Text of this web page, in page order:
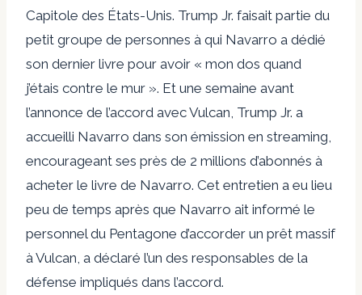
Capitole des États-Unis. Trump Jr. faisait partie du
petit groupe de personnes à qui Navarro a dédié
son dernier livre pour avoir « mon dos quand
j’étais contre le mur ». Et une semaine avant
l’annonce de l’accord avec Vulcan, Trump Jr. a
accueilli Navarro dans son émission en streaming,
encourageant ses près de 2 millions d’abonnés à
acheter le livre de Navarro. Cet entretien a eu lieu
peu de temps après que Navarro ait informé le
personnel du Pentagone d’accorder un prêt massif
à Vulcan, a déclaré l’un des responsables de la
défense impliqués dans l’accord.